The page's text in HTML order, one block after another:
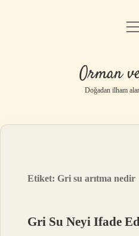
Yasal
Orman
Doğadan ilham
Etiket:Gri su arıtma nedir
Gri Su Neyi Ifade